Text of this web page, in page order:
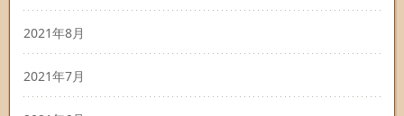
2021年8月
2021年7月